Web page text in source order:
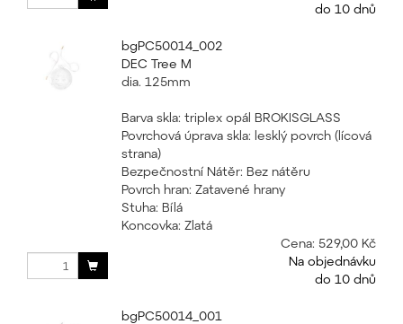
do 10 dnů
bgPC50014_002
DEC Tree M
dia. 125mm
Barva skla: triplex opál BROKISGLASS
Povrchová úprava skla: lesklý povrch (lícová
strana)
Bezpečnostní Nátěr: Bez nátěru
Povrch hran: Zatavené hrany
Stuha: Bílá
Koncovka: Zlatá
Cena: 529,00 Kč
Na objednávku
do 10 dnů
bgPC50014_001